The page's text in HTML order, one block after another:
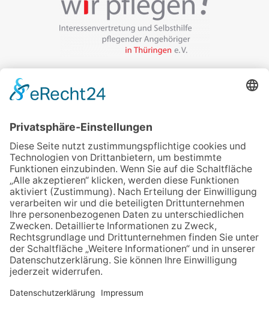
Veranstalter:
wir pflegen in Thüringen e.V.
99085 Erfurt
Email schreiben
Uns unterstützen / Spenden
Alle Termine
Übersichtskarte
Veranstaltung anmelden